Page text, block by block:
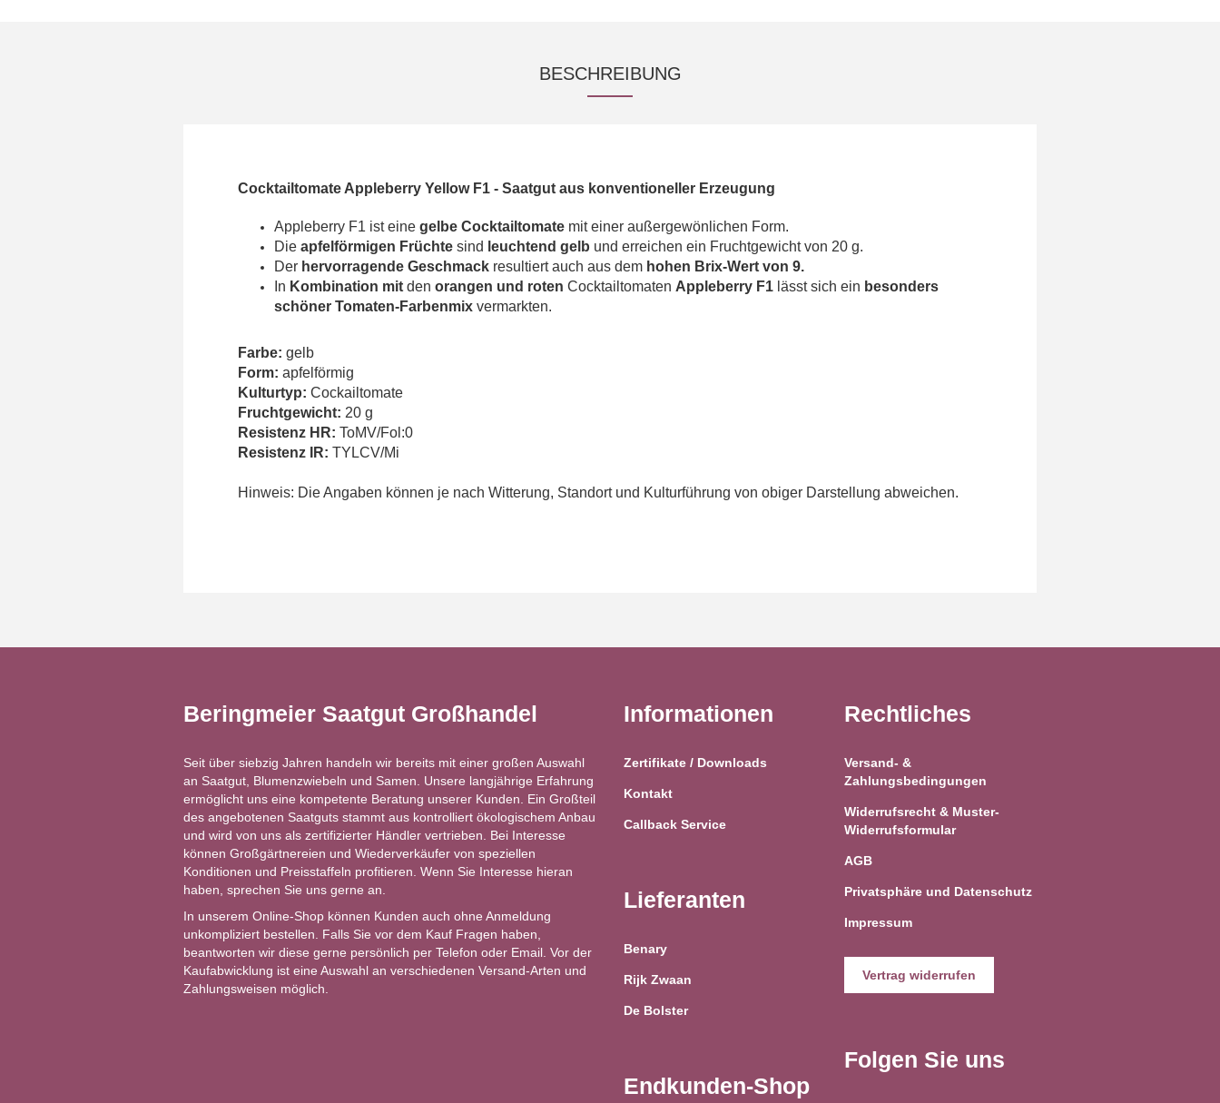
BESCHREIBUNG
Cocktailtomate Appleberry Yellow F1 - Saatgut aus konventioneller Erzeugung
Appleberry F1 ist eine gelbe Cocktailtomate mit einer außergewönlichen Form.
Die apfelförmigen Früchte sind leuchtend gelb und erreichen ein Fruchtgewicht von 20 g.
Der hervorragende Geschmack resultiert auch aus dem hohen Brix-Wert von 9.
In Kombination mit den orangen und roten Cocktailtomaten Appleberry F1 lässt sich ein besonders
schöner Tomaten-Farbenmix vermarkten.
Farbe: gelb
Form: apfelförmig
Kulturtyp: Cockailtomate
Fruchtgewicht: 20 g
Resistenz HR: ToMV/Fol:0
Resistenz IR: TYLCV/Mi
Hinweis: Die Angaben können je nach Witterung, Standort und Kulturführung von obiger Darstellung abweichen.
Beringmeier Saatgut Großhandel
Seit über siebzig Jahren handeln wir bereits mit einer großen Auswahl
an Saatgut, Blumenzwiebeln und Samen. Unsere langjährige Erfahrung
ermöglicht uns eine kompetente Beratung unserer Kunden. Ein Großteil
des angebotenen Saatguts stammt aus kontrolliert ökologischem Anbau
und wird von uns als zertifizierter Händler vertrieben. Bei Interesse
können Großgärtnereien und Wiederverkäufer von speziellen
Konditionen und Preisstaffeln profitieren. Wenn Sie Interesse hieran
haben, sprechen Sie uns gerne an.
In unserem Online-Shop können Kunden auch ohne Anmeldung
unkompliziert bestellen. Falls Sie vor dem Kauf Fragen haben,
beantworten wir diese gerne persönlich per Telefon oder Email. Vor der
Kaufabwicklung ist eine Auswahl an verschiedenen Versand-Arten und
Zahlungsweisen möglich.
Informationen
Zertifikate / Downloads
Kontakt
Callback Service
Lieferanten
Benary
Rijk Zwaan
De Bolster
Endkunden-Shop
Rechtliches
Versand- &
Zahlungsbedingungen
Widerrufsrecht & Muster-
Widerrufsformular
AGB
Privatsphäre und Datenschutz
Impressum
Vertrag widerrufen
Folgen Sie uns